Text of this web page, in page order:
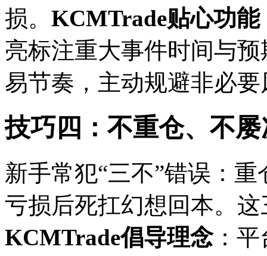
损。 KCMTrade贴心功能
亮标注重大事件时间与
易节奏，主动规避非必要
技巧四：不重仓、不
新手常犯“三不”错误：
亏损后死扛幻想回本。
KCMTrade倡导理念：平